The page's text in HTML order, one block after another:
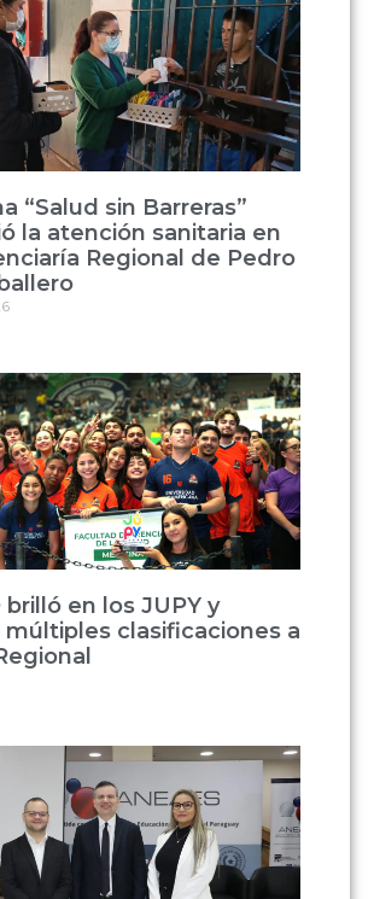
“Salud sin Barreras”
la atención sanitaria en
Regional de Pedro
brilló en los JUPY y
múltiples clasificaciones a